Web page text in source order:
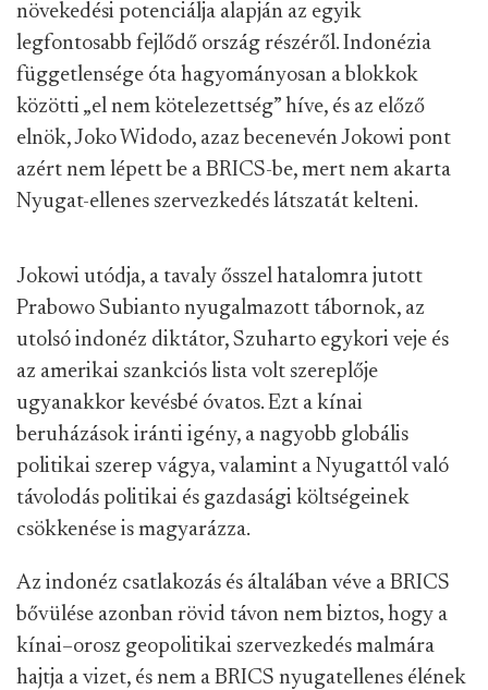
növekedési potenciálja alapján az egyik
legfontosabb fejlődő ország részéről. Indonézia
függetlensége óta hagyományosan a blokkok
közötti „el nem kötelezettség” híve, és az előző
elnök, Joko Widodo, azaz becenevén Jokowi pont
azért nem lépett be a BRICS-be, mert nem akarta
Nyugat-ellenes szervezkedés látszatát kelteni.
Jokowi utódja, a tavaly ősszel hatalomra jutott
Prabowo Subianto nyugalmazott tábornok, az
utolsó indonéz diktátor, Szuharto egykori veje és
az amerikai szankciós lista volt szereplője
ugyanakkor kevésbé óvatos. Ezt a kínai
beruházások iránti igény, a nagyobb globális
politikai szerep vágya, valamint a Nyugattól való
távolodás politikai és gazdasági költségeinek
csökkenése is magyarázza.
Az indonéz csatlakozás és általában véve a BRICS
bővülése azonban rövid távon nem biztos, hogy a
kínai–orosz geopolitikai szervezkedés malmára
hajtja a vizet, és nem a BRICS nyugatellenes élének